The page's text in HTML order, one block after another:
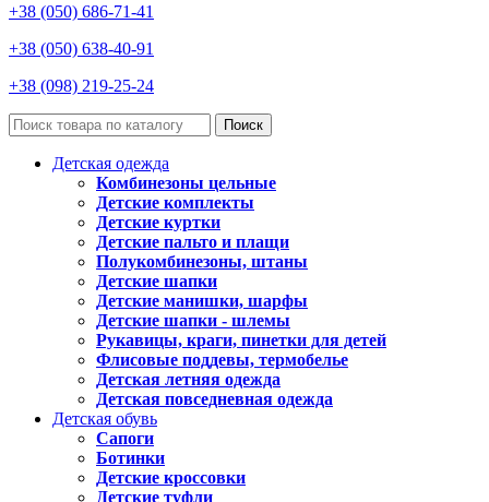
+38 (050) 686-71-41
+38 (050) 638-40-91
+38 (098) 219-25-24
Поиск
Детская одежда
Комбинезоны цельные
Детские комплекты
Детские куртки
Детские пальто и плащи
Полукомбинезоны, штаны
Детские шапки
Детские манишки, шарфы
Детские шапки - шлемы
Рукавицы, краги, пинетки для детей
Флисовые поддевы, термобелье
Детская летняя одежда
Детская повседневная одежда
Детская обувь
Сапоги
Ботинки
Детские кроссовки
Детские туфли